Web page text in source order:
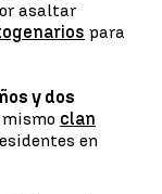
asaltar
para
y dos
clan
en